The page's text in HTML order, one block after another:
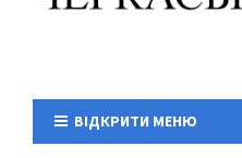
ВІДКРИТИ МЕНЮ